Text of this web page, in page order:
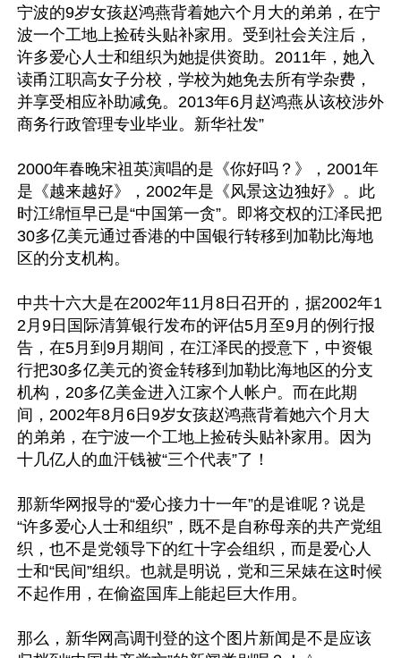
宁波的9岁女孩赵鸿燕背着她六个月大的弟弟，在宁
波一个工地上捡砖头贴补家用。受到社会关注后，
许多爱心人士和组织为她提供资助。2011年，她入
读甬江职高女子分校，学校为她免去所有学杂费，
并享受相应补助减免。2013年6月赵鸿燕从该校涉外
商务行政管理专业毕业。新华社发”
2000年春晚宋祖英演唱的是《你好吗？》，2001年
是《越来越好》，2002年是《风景这边独好》。此
时江绵恒早已是“中国第一贪”。即将交权的江泽民把
30多亿美元通过香港的中国银行转移到加勒比海地
区的分支机构。
中共十六大是在2002年11月8日召开的，据2002年1
2月9日国际清算银行发布的评估5月至9月的例行报
告，在5月到9月期间，在江泽民的授意下，中资银
行把30多亿美元的资金转移到加勒比海地区的分支
机构，20多亿美金进入江家个人帐户。而在此期
间，2002年8月6日9岁女孩赵鸿燕背着她六个月大
的弟弟，在宁波一个工地上捡砖头贴补家用。因为
十几亿人的血汗钱被“三个代表”了！
那新华网报导的“爱心接力十一年”的是谁呢？说是
“许多爱心人士和组织”，既不是自称母亲的共产党组
织，也不是党领导下的红十字会组织，而是爱心人
士和“民间”组织。也就是明说，党和三呆婊在这时候
不起作用，在偷盗国库上能起巨大作用。
那么，新华网高调刊登的这个图片新闻是不是应该